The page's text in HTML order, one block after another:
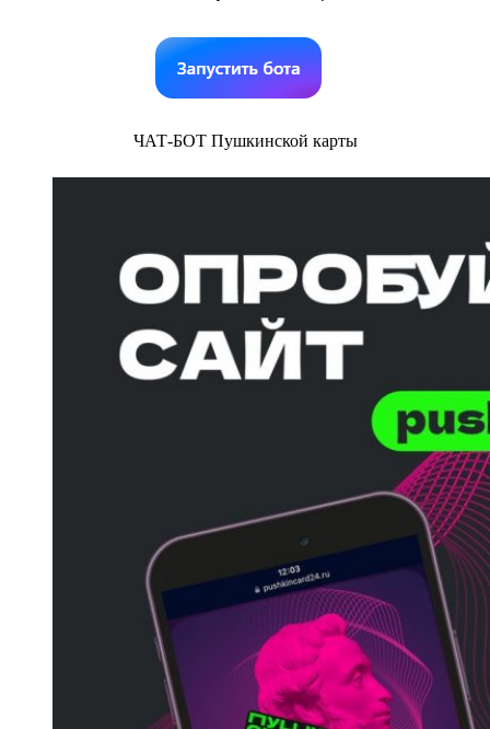
ЧАТ-БОТ Пушкинской карты